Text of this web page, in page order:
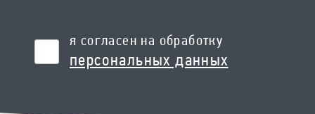
я согласен на обработку
персональных данных